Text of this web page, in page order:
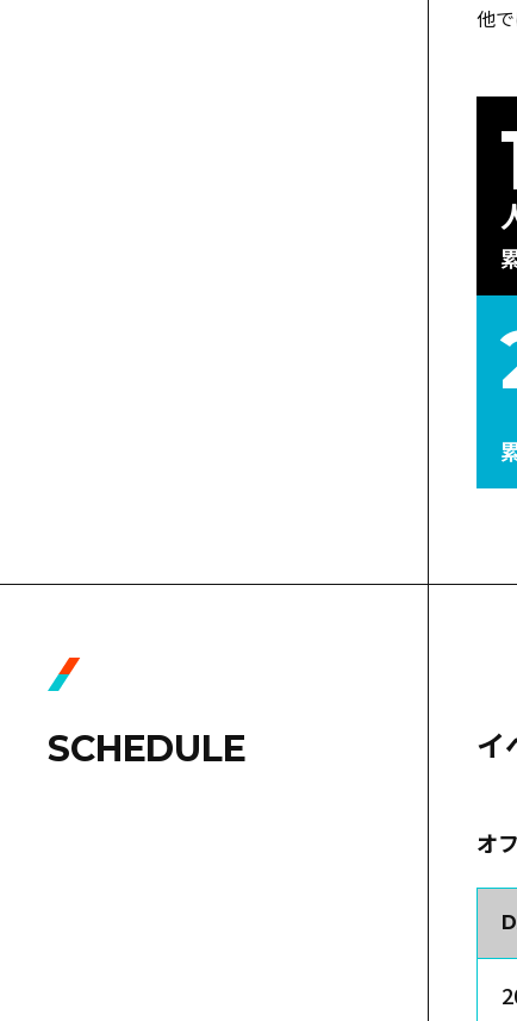
他
SCHEDULE イ
オ